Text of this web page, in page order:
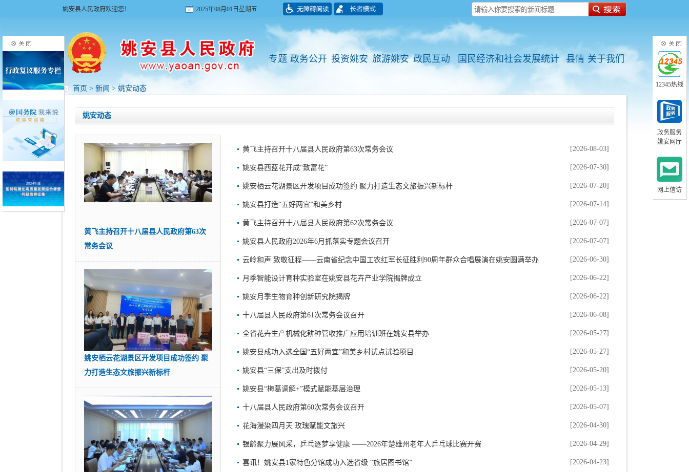
姚安县人民政府欢迎您！ 2025年08月01日星期五
专题 政务公开 投资姚安 旅游姚安 政民互动 国民经济和社会发展统计 县情 关于我们
首页 > 新闻 > 姚安动态
姚安动态
黄飞主持召开十八届县人民政府第63次
常务会议
姚安栖云花湖景区开发项目成功签约 聚
力打造生态文旅振兴新标杆
[2026-08-03]
黄飞主持召开十八届县人民政府第63次常务会议
[2026-07-30]
姚安县西蓝花开成“致富花”
[2026-07-20]
姚安栖云花湖景区开发项目成功签约 聚力打造生态文旅振兴新标杆
[2026-07-14]
姚安县打造“五好两宜”和美乡村
[2026-07-07]
黄飞主持召开十八届县人民政府第62次常务会议
[2026-07-07]
姚安县人民政府2026年6月抓落实专题会议召开
[2026-06-30]
云岭和声 致敬征程——云南省纪念中国工农红军长征胜利90周年群众合唱展演在姚安圆满举办
[2026-06-22]
月季智能设计育种实验室在姚安县花卉产业学院揭牌成立
[2026-06-22]
姚安月季生物育种创新研究院揭牌
[2026-06-08]
十八届县人民政府第61次常务会议召开
[2026-05-27]
全省花卉生产机械化耕种管收推广应用培训班在姚安县举办
[2026-05-27]
姚安县成功入选全国“五好两宜”和美乡村试点试验项目
[2026-05-20]
姚安县“三保”支出及时拨付
[2026-05-13]
姚安县“梅葛调解+”模式赋能基层治理
[2026-05-07]
十八届县人民政府第60次常务会议召开
[2026-04-30]
花海漫染四月天 玫瑰赋能文旅兴
[2026-04-29]
银龄聚力展风采，乒乓逐梦享健康 ——2026年楚雄州老年人乒乓球比赛开赛
[2026-04-23]
喜讯！姚安县1家特色分馆成功入选省级 “旅居图书馆”
12345热线
政务服务
姚安网厅
网上信访